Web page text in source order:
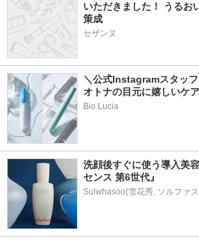
いただきました！ うるお
策成
セザンヌ
＼公式Instagramスタッ
オトナの目元に嬉しいケ
Bio Lucia
洗顔後すぐに使う導入美
センス 第6世代』